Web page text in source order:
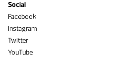
Social
Facebook
Instagram
Twitter
YouTube